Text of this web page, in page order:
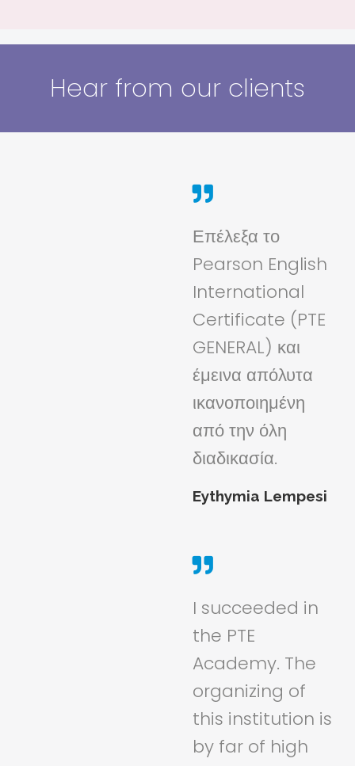
Hear from our clients
Επέλεξα το
Pearson English
International
Certificate (PTE
GENERAL) και
έμεινα απόλυτα
ικανοποιημένη
από την όλη
διαδικασία.
Eythymia Lempesi
I succeeded in
the PTE
Academy. The
organizing of
this institution is
by far of high